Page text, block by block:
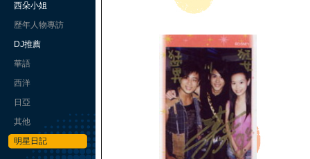
西朵小姐
歷年人物專訪
DJ推薦
華語
西洋
日亞
其他
明星日記